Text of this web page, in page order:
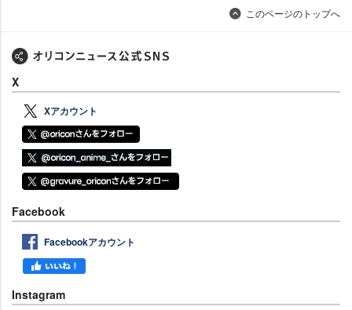
このページのトップへ
X
Xアカウント
Facebook
Facebookアカウント
Instagram